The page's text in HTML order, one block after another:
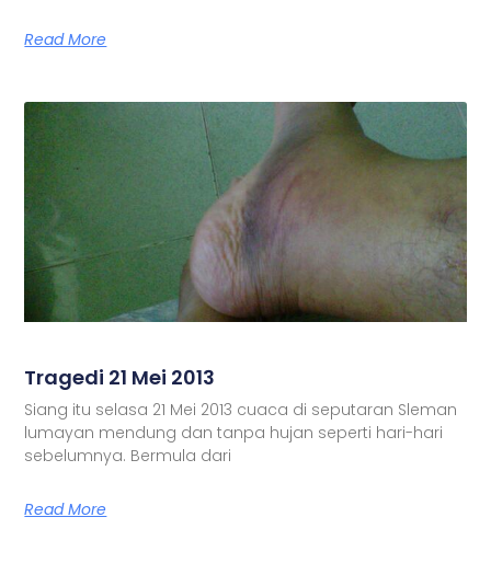
Read More
Tragedi 21 Mei 2013
Siang itu selasa 21 Mei 2013 cuaca di seputaran Sleman
lumayan mendung dan tanpa hujan seperti hari-hari
sebelumnya. Bermula dari
Read More